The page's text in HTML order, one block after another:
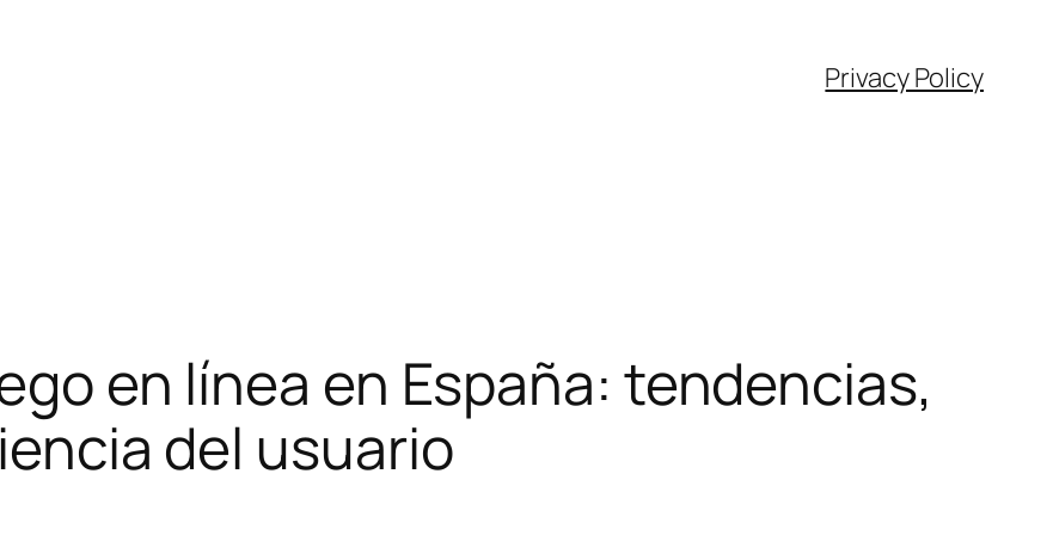
Privacy Policy
en línea en España: tendencias,
del usuario